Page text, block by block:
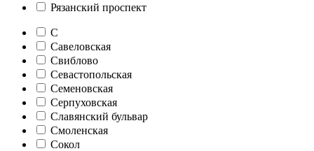
Рязанский проспект
С
Савеловская
Свиблово
Севастопольская
Семеновская
Серпуховская
Славянский бульвар
Смоленская
Сокол